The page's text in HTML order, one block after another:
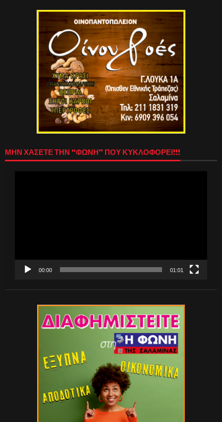
ΜΗΝ ΧΑΣΕΤΕ ΤΗΝ “ΦΩΝΗ” ΠΟΥ ΚΥΚΛΟΦΟΡΕΙ!!!
00:00 01:01